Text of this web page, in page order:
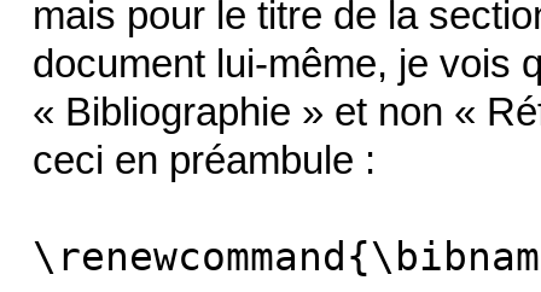
mais pour le titre de la
document lui-même, je vois
« Bibliographie » et non «
ceci en préambule :